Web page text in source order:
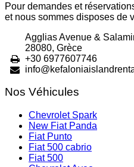
Pour demandes et
et nous sommes disposes de
Agglias Avenue &
28080, Grèce
+30 6977607746
Nos Véhicules
Chevrolet Spark
New Fiat Panda
Fiat Punto
Fiat 500 cabrio
Fiat 500